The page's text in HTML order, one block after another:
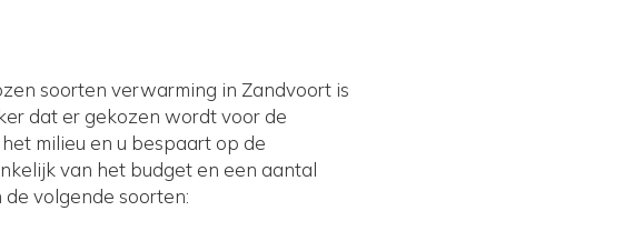
soorten verwarming in Zandvoort is
dat er gekozen wordt voor de
milieu en u bespaart op de
van het budget en een aantal
volgende soorten: